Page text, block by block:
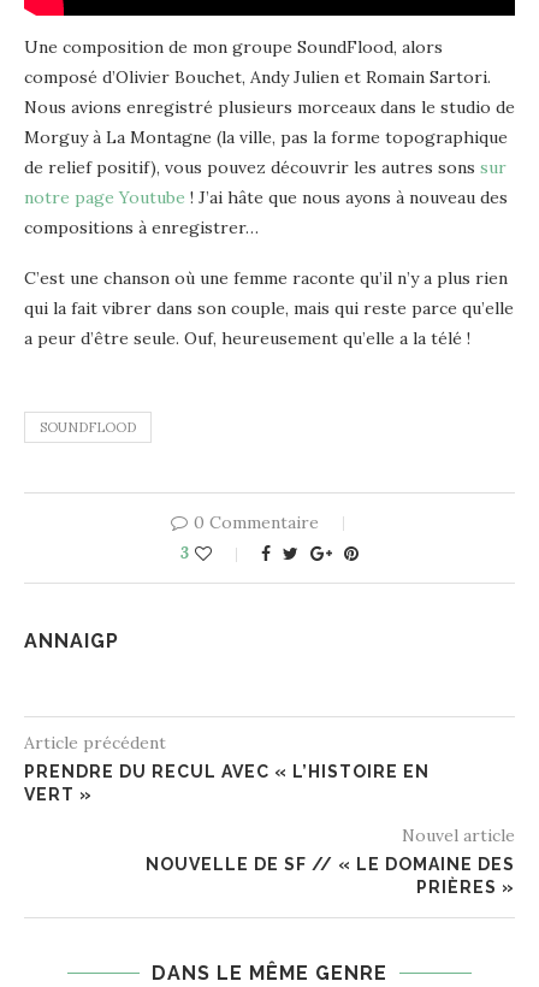
Une composition de mon groupe SoundFlood, alors
composé d’Olivier Bouchet, Andy Julien et Romain Sartori.
Nous avions enregistré plusieurs morceaux dans le studio de
Morguy à La Montagne (la ville, pas la forme topographique
de relief positif), vous pouvez découvrir les autres sons sur
notre page Youtube ! J’ai hâte que nous ayons à nouveau des
compositions à enregistrer…
C’est une chanson où une femme raconte qu’il n’y a plus rien
qui la fait vibrer dans son couple, mais qui reste parce qu’elle
a peur d’être seule. Ouf, heureusement qu’elle a la télé !
SOUNDFLOOD
0 Commentaire
3
ANNAIGP
Article précédent
PRENDRE DU RECUL AVEC « L’HISTOIRE EN
VERT »
Nouvel article
NOUVELLE DE SF // « LE DOMAINE DES
PRIÈRES »
DANS LE MÊME GENRE